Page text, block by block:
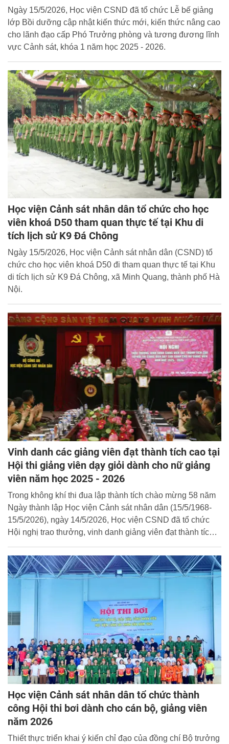
Ngày 15/5/2026, Học viện CSND đã tổ chức Lễ bế giảng
lớp Bồi dưỡng cập nhật kiến thức mới, kiến thức nâng cao
cho lãnh đạo cấp Phó Trưởng phòng và tương đương lĩnh
vực Cảnh sát, khóa 1 năm học 2025 - 2026.
Học viện Cảnh sát nhân dân tổ chức cho học
viên khoá D50 tham quan thực tế tại Khu di
tích lịch sử K9 Đá Chông
Ngày 15/5/2026, Học viện Cảnh sát nhân dân (CSND) tổ
chức cho học viên khoá D50 đi tham quan thực tế tại Khu
di tích lịch sử K9 Đá Chông, xã Minh Quang, thành phố Hà
Nội.
Vinh danh các giảng viên đạt thành tích cao tại
Hội thi giảng viên dạy giỏi dành cho nữ giảng
viên năm học 2025 - 2026
Trong không khí thi đua lập thành tích chào mừng 58 năm
Ngày thành lập Học viện Cảnh sát nhân dân (15/5/1968-
15/5/2026), ngày 14/5/2026, Học viện CSND đã tổ chức
Hội nghị trao thưởng, vinh danh giảng viên đạt thành tích
năm học 2025 - 2026.
Học viện Cảnh sát nhân dân tổ chức thành
công Hội thi bơi dành cho cán bộ, giảng viên
năm 2026
Thiết thực triển khai ý kiến chỉ đạo của đồng chí Bộ trưởng